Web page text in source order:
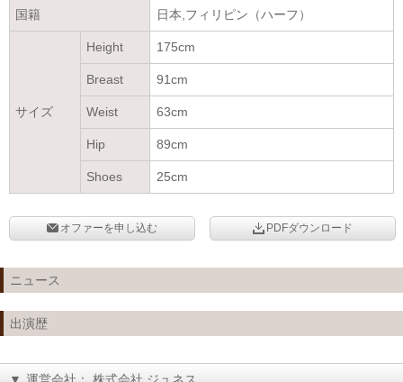
国籍 日本,フィリピン（ハーフ）
サイズ
Height 175cm
Breast 91cm
Weist 63cm
Hip 89cm
Shoes 25cm
オファーを申し込む PDFダウンロード
ニュース
出演歴